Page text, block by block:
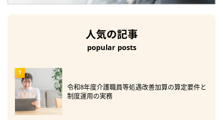
人気の記事
popular posts
令和8年度介護職員等処遇改善加算の算定要件と
制度運用の実務